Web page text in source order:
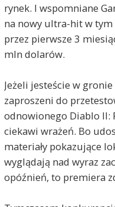
rynek. I wspomniane
na nowy ultra-hit w tym
przez pierwsze 3
mln dolarów.
Jeżeli jesteście w
zaproszeni do
odnowionego Diablo II:
ciekawi wrażeń. Bo
materiały pokazujące
wyglądają nad wyraz
opóźnień, to premiera